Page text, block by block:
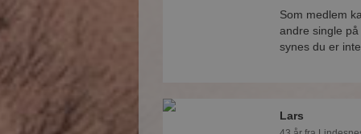
Som medlem
andre single
synes du er
Lars